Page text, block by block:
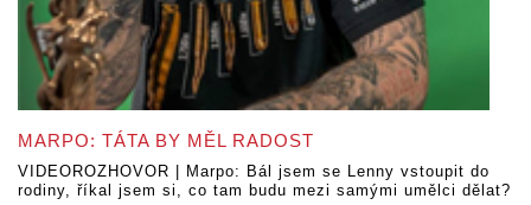
MARPO: TÁTA BY MĚL RADOST
VIDEOROZHOVOR | Marpo: Bál jsem se Lenny vstoupit do
rodiny, říkal jsem si, co tam budu mezi samými umělci dělat?